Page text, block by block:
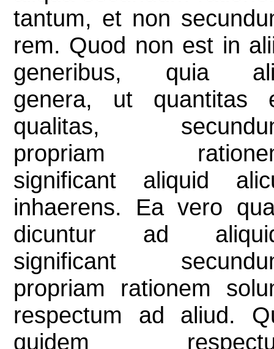
tantum, et non
rem. Quod non est in
generibus, quia
genera, ut quantitas
qualitas,
propriam
significant aliquid
inhaerens. Ea vero
dicuntur ad
significant
propriam rationem
respectum ad aliud.
quidem